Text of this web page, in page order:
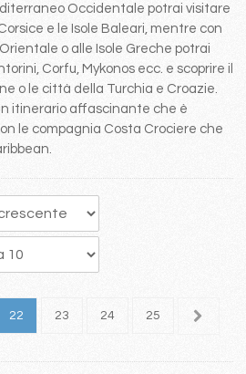
Occidentale potrai visitare
e le Isole Baleari, mentre con
o alle Isole Greche potrai
Corfu, Mykonos ecc. e scoprire il
o le città della Turchia e Croazie.
itinerario affascinante che è
le compagnia Costa Crociere che
22 23 24 25 26